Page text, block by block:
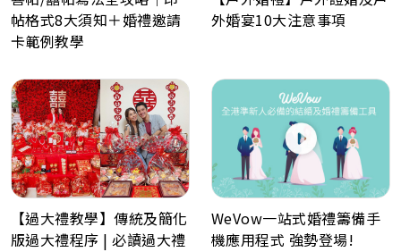
帖格式8大須知＋婚禮邀請
卡範例教學
外婚宴10大注意事項
【過大禮教學】傳統及簡化
版過大禮程序 | 必讀過大禮
WeVow一站式婚禮籌備手
機應用程式 強勢登場!